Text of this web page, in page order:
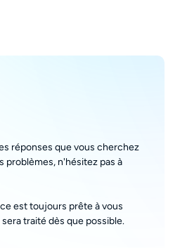
réponses que vous cherchez
problèmes, n'hésitez pas à
est toujours prête à vous
traité dès que possible.